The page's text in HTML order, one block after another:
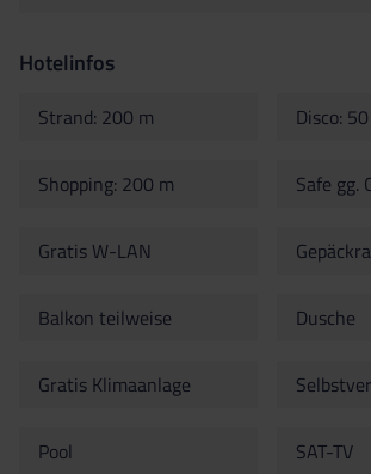
Hotelinfos
Strand: 200 m Disco:
Shopping: 200 m Safe gg.
Gratis W-LAN
Balkon teilweise Dusche
Gratis Klimaanlage
Pool SAT-TV